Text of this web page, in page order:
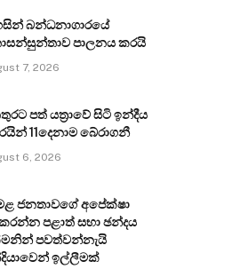
බන්ධනාගාරයේ
පාලනය කරයි
7, 2026
පත් යත්‍රාවේ සිටි ඉන්දීය
11දෙනාම බේරාගනී
6, 2026
ජනතාවගේ අපේක්ෂා
පළාත් සභා ඡන්දය
පවත්වන්නැයි
ඉල්ලීමක්